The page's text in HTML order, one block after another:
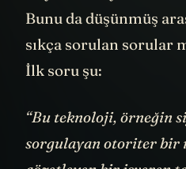
Bunu da düşünmüş
sıkça sorulan sorular
İlk soru şu:
“Bu teknoloji, örneğin
sorgulayan otoriter bir